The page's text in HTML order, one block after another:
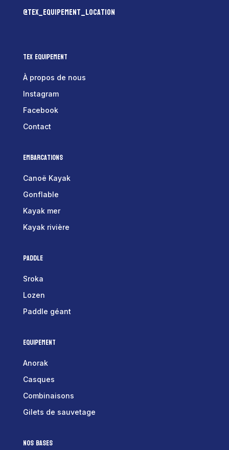
@tex_equipement_location
Tex Equipement
À propos de nous
Instagram
Facebook
Contact
Embarcations
Canoë Kayak
Gonflable
Kayak mer
Kayak rivière
Paddle
Sroka
Lozen
Paddle géant
Equipement
Anorak
Casques
Combinaisons
Gilets de sauvetage
Nos bases